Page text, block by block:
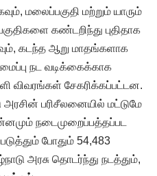
மலைப்பகுதி மற்றும் யாரும்
கண்டறிந்து புதிதாக
கடந்த ஆறு மாதங்களாக
நட வடிக்கைக்காக
விவரங்கள் சேகரிக்கப்பட்டன.
அரசின் பரிசீலனையில் மட்டுமே
நடைமுறைப்பத்தப்பட
போதும் 54,483
அரசு தொடர்ந்து நடத்தும்,